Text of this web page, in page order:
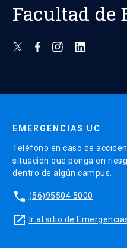
Facultad
EMERGENCIAS UC
Teléfono en caso de
situación que ponga en
dentro de algún campus.
phone (56)95504 5000
launch Ir al sitio de